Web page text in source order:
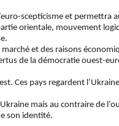
scepticisme et permettra
orientale, mouvement
et des raisons
de la démocratie ouest-
Ces pays regardent
mais au contraire de
son identité.